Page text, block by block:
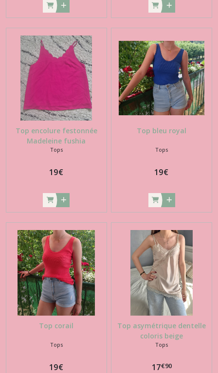
Top encolure festonnée
Madeleine fushia
Tops
19€
Top bleu royal
Tops
19€
Top corail
Tops
19€
Top asymétrique dentelle
coloris beige
Tops
17€90